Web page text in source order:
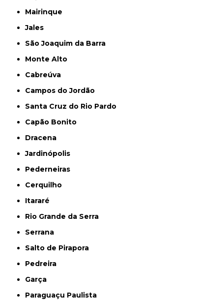
Mairinque
Jales
São Joaquim da Barra
Monte Alto
Cabreúva
Campos do Jordão
Santa Cruz do Rio Pardo
Capão Bonito
Dracena
Jardinópolis
Pederneiras
Cerquilho
Itararé
Rio Grande da Serra
Serrana
Salto de Pirapora
Pedreira
Garça
Paraguaçu Paulista